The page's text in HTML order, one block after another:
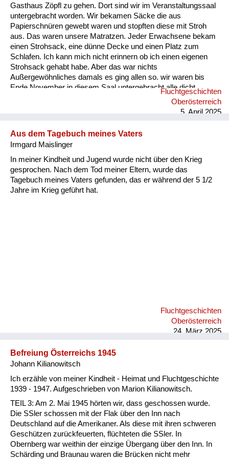
Gasthaus Zöpfl zu gehen. Dort sind wir im Veranstaltungssaal
untergebracht worden. Wir bekamen Säcke die aus
Papierschnüren gewebt waren und stopften diese mit Stroh
aus. Das waren unsere Matratzen. Jeder Erwachsene bekam
einen Strohsack, eine dünne Decke und einen Platz zum
Schlafen. Ich kann mich nicht erinnern ob ich einen eigenen
Strohsack gehabt habe. Aber das war nichts
Außergewöhnliches damals es ging allen so. wir waren bis
Ende November in diesem Saal untergebracht alle dicht
nebeneinander gereiht. Es gab keine Rücksicht auf
Intimsphäre. Mein Vater sah sich schon am zweiten Tag nach
Schneiderei am Marktplatz an zu arbeiten. Nach ungefähr
sechs Wochen bekamen wir eine Zwei-Zimmer-Wohnung in
der wir zu ...
Fluchtgeschichten
Oberösterreich
5. April 2025
Aus dem Tagebuch meines Vaters
Irmgard Maislinger
In meiner Kindheit und Jugend wurde nicht über den Krieg
gesprochen. Nach dem Tod meiner Eltern, wurde das
Tagebuch meines Vaters gefunden, das er während der 5 1/2
Jahre im Krieg geführt hat.
Fluchtgeschichten
Oberösterreich
24. März 2025
Befreiung Österreichs 1945
Johann Kilianowitsch
Ich erzähle von meiner Kindheit - Heimat und Fluchtgeschichte
1939 - 1947. Aufgeschrieben von Marion Kilianowitsch.
TEIL 3: Am 2. Mai 1945 hörten wir, dass geschossen wurde.
Die SSler schossen mit der Flak über den Inn nach
Deutschland auf die Amerikaner. Als diese mit ihren schweren
Geschützen zurückfeuerten, flüchteten die SSler. In
Obernberg war weithin der einzige Übergang über den Inn. In
Schärding und Braunau waren die Brücken nicht mehr